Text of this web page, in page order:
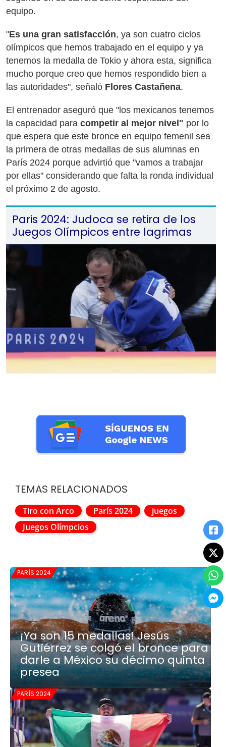
equipo.
"Es una gran satisfacción, ya son cuatro ciclos
olímpicos que hemos trabajado en el equipo y ya
tenemos la medalla de Tokio y ahora esta, significa
mucho porque creo que hemos respondido bien a
las autoridades", señaló Flores Castañena.
El entrenador aseguró que "los mexicanos tenemos
la capacidad para competir al mejor nivel" por lo
que espera que este bronce en equipo femenil sea
la primera de otras medallas de sus alumnas en
París 2024 porque advirtió que "vamos a trabajar
por ellas" considerando que falta la ronda individual
el próximo 2 de agosto.
Paris 2024: Judoca se retira de los
Juegos Olímpicos entre lagrimas
TEMAS RELACIONADOS
Tiro con Arco París 2024
juegos
Juegos Olímpcios
PARÍS 2024
¡Ya son 15 medallas! Jesús
Gutiérrez se colgó el bronce para
darle a México su décimo quinta
presea
PARÍS 2024